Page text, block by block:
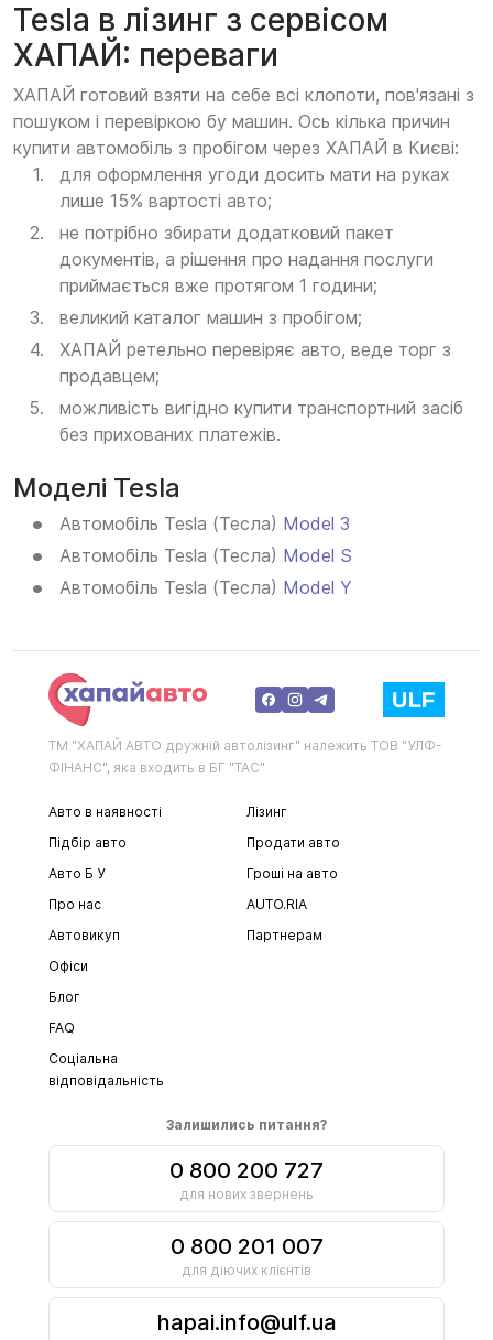
Tesla в лізинг з сервісом
ХАПАЙ: переваги
ХАПАЙ готовий взяти на себе всі клопоти, пов'язані з
пошуком і перевіркою бу машин. Ось кілька причин
купити автомобіль з пробігом через ХАПАЙ в Києві:
для оформлення угоди досить мати на руках
лише 15% вартості авто;
не потрібно збирати додатковий пакет
документів, а рішення про надання послуги
приймається вже протягом 1 години;
великий каталог машин з пробігом;
ХАПАЙ ретельно перевіряє авто, веде торг з
продавцем;
можливість вигідно купити транспортний засіб
без прихованих платежів.
Моделі Tesla
Автомобіль Tesla (Тесла) Model 3
Автомобіль Tesla (Тесла) Model S
Автомобіль Tesla (Тесла) Model Y
ТМ "ХАПАЙ АВТО дружній автолізинг" належить ТОВ "УЛФ-
ФІНАНС", яка входить в БГ "ТАС"
Авто в наявності
Підбір авто
Авто Б У
Про нас
Автовикуп
Лізинг
Продати авто
Гроші на авто
AUTO.RIA
Партнерам
Офіси
Блог
FAQ
Соціальна
відповідальність
Залишились питання?
0 800 200 727
для нових звернень
0 800 201 007
для діючих клієнтів
hapai.info@ulf.ua